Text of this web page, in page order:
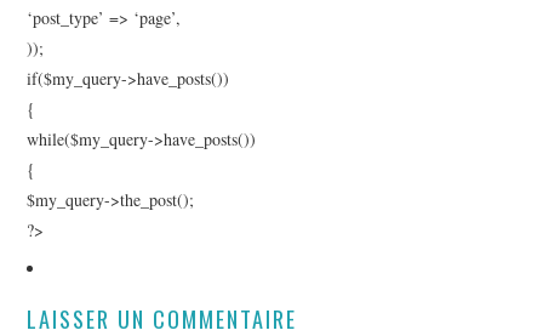
‘post_type’ => ‘page’,
));
if($my_query->have_posts())
{
while($my_query->have_posts())
{
$my_query->the_post();
?>
LAISSER UN COMMENTAIRE